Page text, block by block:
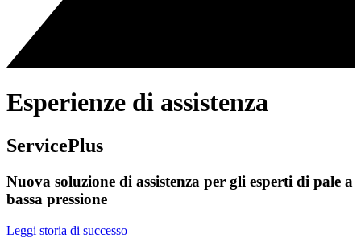
Esperienze di assistenza
ServicePlus
Nuova soluzione di assistenza per gli esperti di pale a
bassa pressione
Leggi storia di successo